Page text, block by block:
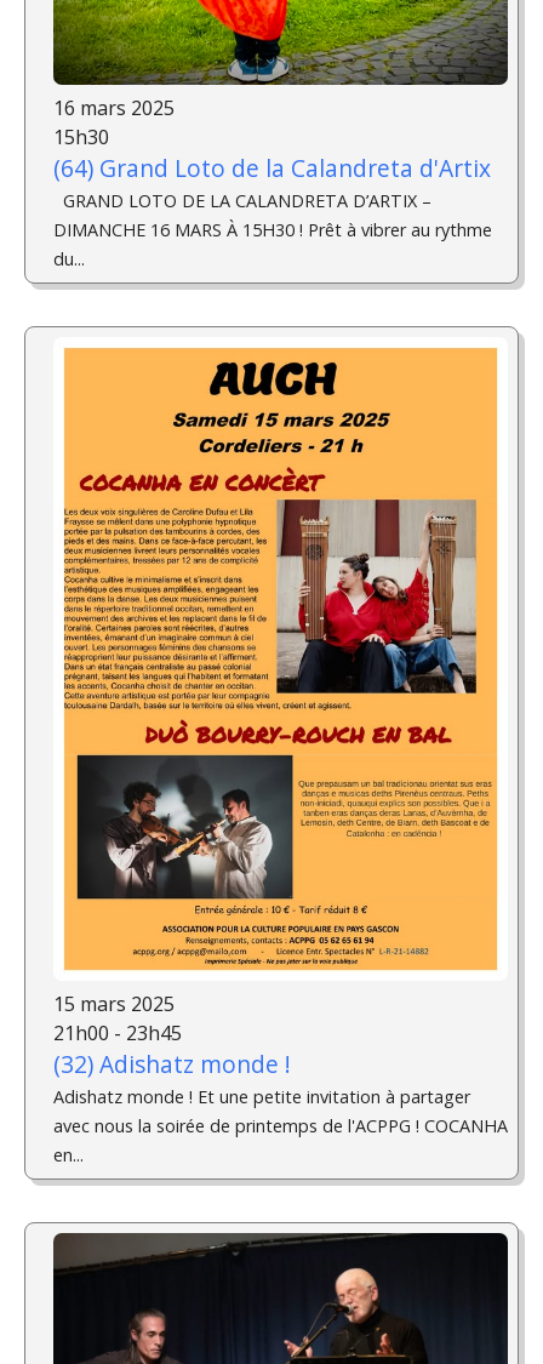
16 mars 2025
15h30
(64) Grand Loto de la Calandreta d'Artix
GRAND LOTO DE LA CALANDRETA D’ARTIX –
DIMANCHE 16 MARS À 15H30 ! Prêt à vibrer au rythme
du...
15 mars 2025
21h00 - 23h45
(32) Adishatz monde !
Adishatz monde ! Et une petite invitation à partager
avec nous la soirée de printemps de l'ACPPG ! COCANHA
en...